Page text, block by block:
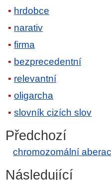
hrdobce
narativ
firma
bezprecedentní
relevantní
oligarcha
slovník cizích slov
Předchozí
chromozomální
Následující